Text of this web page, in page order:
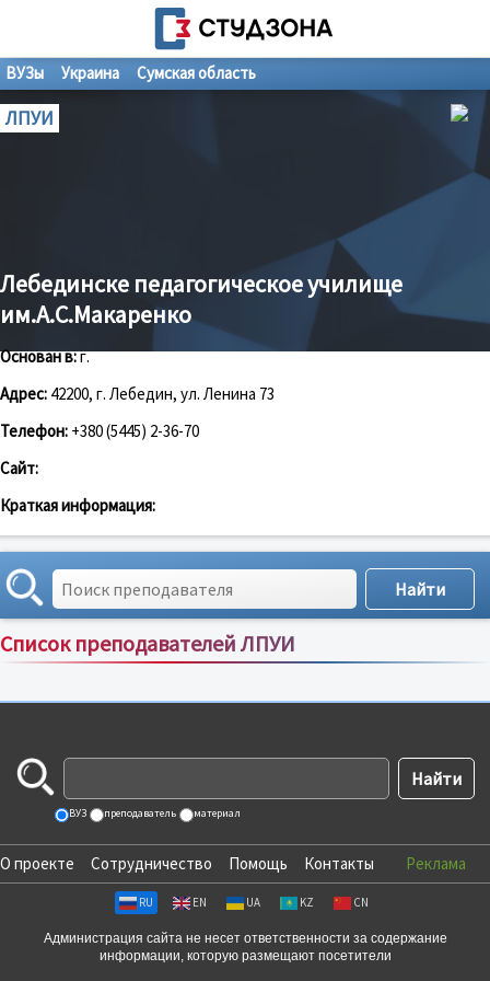
ВУЗы Украина Сумская область
ЛПУИ
Лебединске педагогическое училище
им.А.С.Макаренко
Основан в:г.
Адрес: 42200, г. Лебедин, ул. Ленина 73
Телефон: +380 (5445) 2-36-70
Сайт:
Краткая информация:
Список преподавателей ЛПУИ
Сортировка по:имени;рейтингу;отзывам
ВУЗ преподаватель материал
О проекте Сотрудничество Помощь Контакты Реклама
RU EN UA KZ CN
Администрация сайта не несет ответственности за содержание
информации, которую размещают посетители